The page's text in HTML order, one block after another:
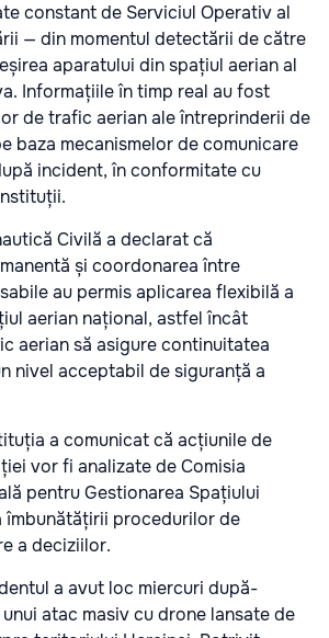
constant de Serviciul Operativ al
— din momentul detectării de către
aparatului din spațiul aerian al
Informațiile în timp real au fost
de trafic aerian ale întreprinderii de
baza mecanismelor de comunicare
incident, în conformitate cu
Civilă a declarat că
și coordonarea între
au permis aplicarea flexibilă a
aerian național, astfel încât
aerian să asigure continuitatea
nivel acceptabil de siguranță a
a comunicat că acțiunile de
vor fi analizate de Comisia
pentru Gestionarea Spațiului
îmbunătățirii procedurilor de
a deciziilor.
a avut loc miercuri după-
atac masiv cu drone lansate de